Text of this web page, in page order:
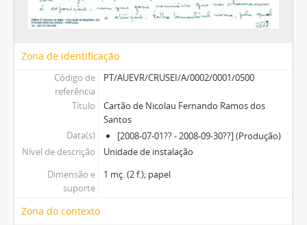
Zona de identificação
Código de
referência
PT/AUEVR/CRUSEI/A/0002/0001/0500
Título
Cartão de Nicolau Fernando Ramos dos
Santos
Data(s)
[2008-07-01?? - 2008-09-30??] (Produção)
Nível de descrição
Unidade de instalação
Dimensão e
suporte
1 mç. (2 f.); papel
Zona do contexto